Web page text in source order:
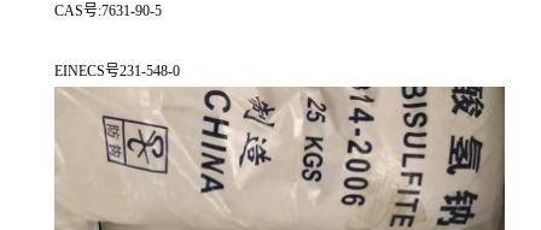
CAS号:7631-90-5
EINECS号231-548-0